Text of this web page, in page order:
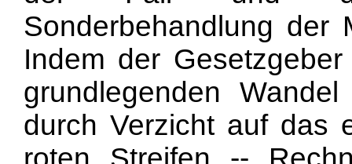
Sonderbehandlung der
Indem der
grundlegenden
durch Verzicht auf das